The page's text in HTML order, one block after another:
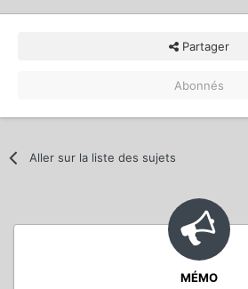
Partager
Abonnés
Aller sur la liste des sujets
MÉMO